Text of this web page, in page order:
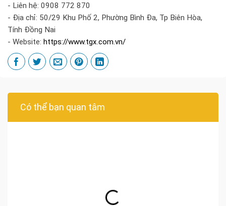
- Liên hệ: 0908 772 870
- Địa chỉ: 50/29 Khu Phố 2, Phường Bình Đa, Tp Biên Hòa,
Tính Đồng Nai
- Website: https://www.tgx.com.vn/
Có thể bạn quan tâm